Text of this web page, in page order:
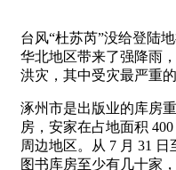
台风“杜苏芮”没给登陆
华北地区带来了强降雨
洪灾，其中受灾最严重
涿州市是出版业的库房
房，安家在占地面积
周边地区。从 7 月 31
图书库房至少有几十家